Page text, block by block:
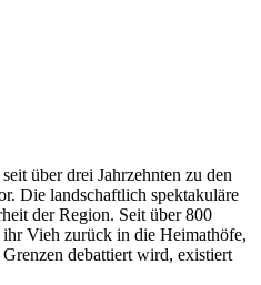
seit über drei Jahrzehnten zu den
Die landschaftlich spektakuläre
der Region. Seit über 800
ihr Vieh zurück in die Heimathöfe,
debattiert wird, existiert